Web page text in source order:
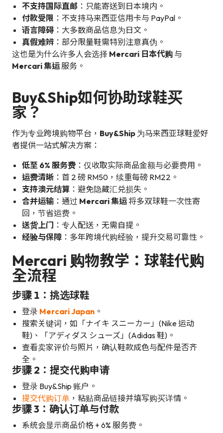
不支持国际直邮 ：只能寄送到日本境内。
付款受限 ：不支持马来西亚信用卡与 PayPal。
语言障碍 ：大多数商品信息为日文。
真假难辨 ：部分限量鞋需特别注意真伪。
这也是为什么许多人会选择 Mercari 日本代购 与
Mercari 集运 服务。
Buy&Ship如何协助球鞋买
家？
作为专业跨境购物平台， Buy&Ship 为马来西亚球鞋爱好
者提供一站式解决方案：
低至 6% 服务费 ：仅收取实际商品金额与必要费用。
运费清晰 ：首 2 磅 RM50，续重每磅 RM22。
支持澳元结算 ：避免隐藏汇兑损失。
合并运输 ：通过 Mercari 集运 将多双球鞋一次性寄
回，节省运费。
送货上门 ：专人配送，无需自提。
经验与保障 ：多年跨境代购经验，提升交易可靠性。
Mercari 购物教学：球鞋代购
全流程
步骤 1：挑选球鞋
登录 Mercari Japan 。
搜索关键词，如「ナイキ スニーカー」(Nike 运动
鞋)、「アディダス シューズ」(Adidas 鞋)。
查看卖家评价与照片，确认鞋款成色与配件是否齐
全。
步骤 2：提交代购申请
登录 Buy&Ship 账户。
提交代购订单 ，粘贴商品链接并填写购买详情。
步骤 3：确认订单与付款
系统会显示商品价格 + 6% 服务费。